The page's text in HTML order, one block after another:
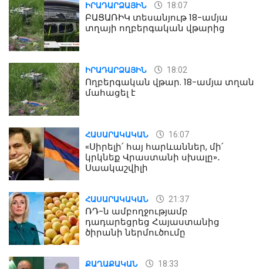
ԻՐԱԴԱՐՁԱՅԻՆ 18:07
ԲԱՑԱՌԻԿ տեսանյութ 18-ամյա
տղայի ողբերգական վթարից
ԻՐԱԴԱՐՁԱՅԻՆ 18:02
Ողբերգական վթար. 18-ամյա տղան
մահացել է
ՀԱՍԱՐԱԿԱԿԱՆ 16:07
«Սիրելի՛ հայ հարևաններ, մի՛
կրկնեք Վրաստանի սխալը»․
Սաակաշվիլի
ՀԱՍԱՐԱԿԱԿԱՆ 21:37
ՌԴ-ն ամբողջությամբ
դադարեցրեց Հայաստանից
ծիրանի ներմուծումը
ՔԱՂԱՔԱԿԱՆ 18:33